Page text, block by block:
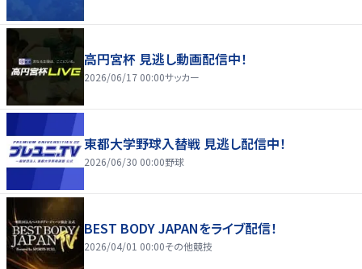
高円宮杯 見逃し動画配信中！
2026/06/17 00:00サッカー
東都大学野球入替戦 見逃し配信中！
2026/06/30 00:00野球
BEST BODY JAPANをライブ配信！
2026/04/01 00:00その他競技